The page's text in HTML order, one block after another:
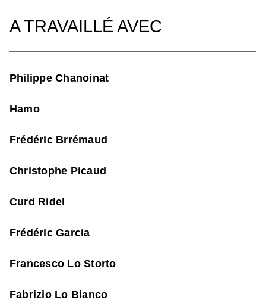
A TRAVAILLÉ AVEC
Philippe Chanoinat
Hamo
Frédéric Brrémaud
Christophe Picaud
Curd Ridel
Frédéric Garcia
Francesco Lo Storto
Fabrizio Lo Bianco